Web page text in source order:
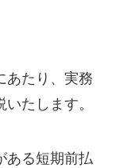
あたり、実務
たします。
ある短期前払